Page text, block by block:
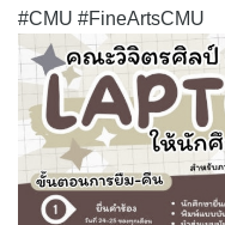
#CMU #FineArtsCMU